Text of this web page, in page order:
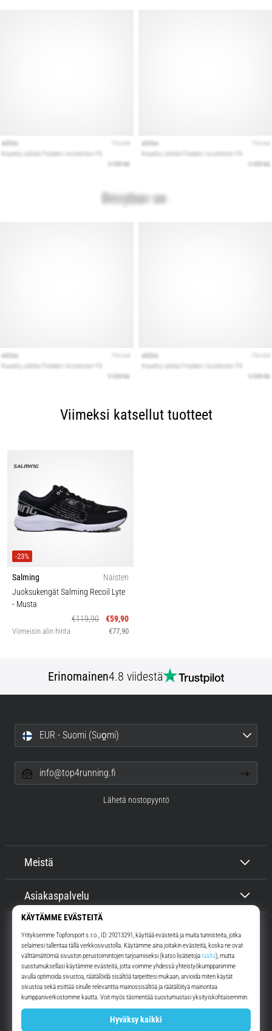
Viimeksi katsellut tuotteet
-23%
Salming
Naisten
Juoksukengät Salming Recoil Lyte
- Musta
€119,90
€59,90
Viimeisin alin hinta €77,90
Erinomainen4.8 viidestä
Top4Running.fi
Yli 16 vuoden ajan motivoimme sinua lähtemään ulos juoksemaan.
Nopeammin. Kanssamme. Joka päivä.
InstagramYouTube
Meistä
Asiakaspalvelu
EUR - Suomi (Suo̯mi)
info@top4running.fi
Lähetä nostopyyntö